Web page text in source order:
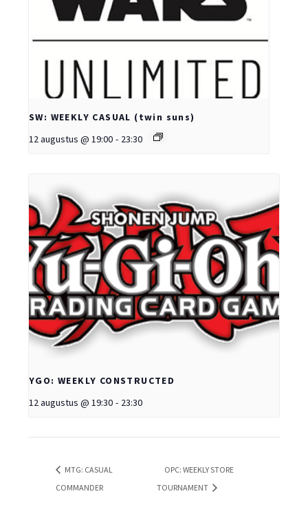
SW: WEEKLY CASUAL (twin suns)
12 augustus @ 19:00 - 23:30
YGO: WEEKLY CONSTRUCTED
12 augustus @ 19:30 - 23:30
MTG: CASUAL
COMMANDER
OPC: WEEKLY STORE
TOURNAMENT